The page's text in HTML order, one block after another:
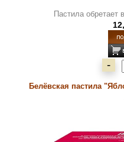
Пастила обретает
-
Белёвская пастила